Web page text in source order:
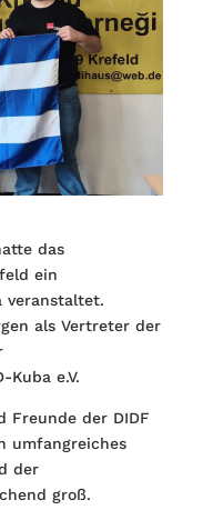
das
ein
veranstaltet.
als Vertreter der
Kuba e.V.
Freunde der DIDF
umfangreiches
der
groß.